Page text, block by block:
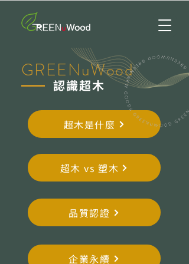
GREENuWood
認識超木
超木是什麼
超木 vs 塑木
品質認證
企業永續